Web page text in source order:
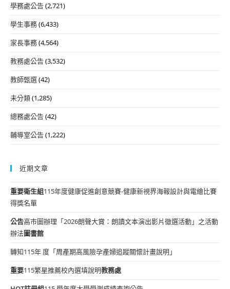
學務處公告(2,721)
學生事務(6,433)
家長事務(4,564)
教務處公告(3,532)
教師甄選(42)
未分類(1,285)
總務處公告(42)
輔導室公告(1,222)
近期文章
重要衛生組115年度健康促進創意競賽-健康新視界海報設計與電繪比賽
得獎名單
公告高市圖辦理「2026朗聲大賞：朗讀文本演出影片徵選活動」之活動
辦法圖書館
轉知115年 度「周產期高風險孕產婦追蹤關懷計畫說明」
重要115繁星推薦校內選填說明教務處